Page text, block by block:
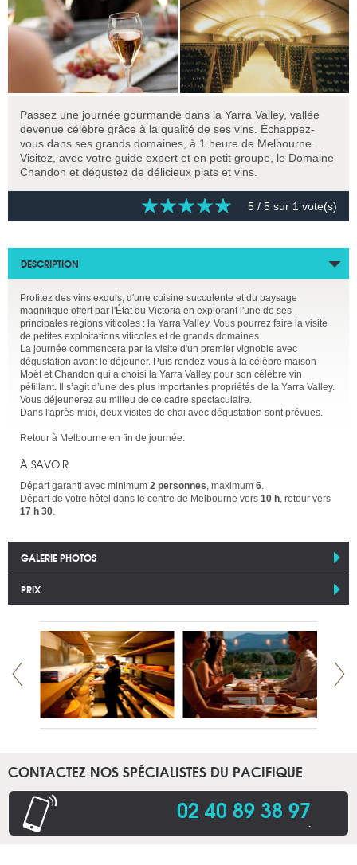
Passez une journée gourmande dans la Yarra Valley, vallée
devenue célèbre grâce à la qualité de ses vins. Échappez-
vous dans ses grands domaines, à 1 heure de Melbourne.
Visitez, avec votre guide expert et en petit groupe, le Domaine
Chandon et dégustez de délicieux plats et vins.
5 / 5 sur 1 vote(s)
DESCRIPTION
Profitez des vins exquis, d'une cuisine succulente et du paysage
magnifique offert par l'État du Victoria en explorant l'une de ses
principales régions viticoles : la Yarra Valley. Vous pourrez faire la visite
de petites exploitations viticoles et de grands domaines.
La journée commencera par la visite d'un premier vignoble avec
dégustation avant le déjeuner. Puis rendez-vous à la célèbre maison
Moët et Chandon qui a choisi la Yarra Valley pour son célèbre vin
pétillant. Il s’agit d’une des plus importantes propriétés de la Yarra Valley.
Vous déjeunerez au milieu de ce cadre spectaculaire.
Dans l'après-midi, deux visites de chai avec dégustation sont prévues.
Retour à Melbourne en fin de journée.
À SAVOIR
Départ garanti avec minimum 2 personnes , maximum 6
Départ de votre hôtel dans le centre de Melbourne vers 10 h , retour vers
17 h 30
GALERIE PHOTOS
PRIX
CONTACTEZ NOS SPÉCIALISTES DU PACIFIQUE
02 40 89 38 97.